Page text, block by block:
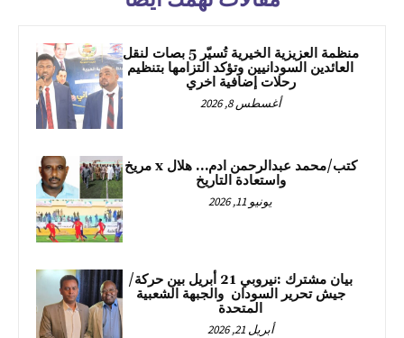
منظمة العزيزية الخيرية تُسيّر 5 بصات لنقل
العائدين السودانيين وتؤكد التزامها بتنظيم
رحلات إضافية اخري
أغسطس 8, 2026
كتب/محمد عبدالرحمن ادم… هلال x مريخ
واستعادة التاريخ
يونيو 11, 2026
بيان مشترك :نيروبي 21 أبريل بين حركة/
جيش تحرير السودان والجبهة الشعبية
المتحدة
أبريل 21, 2026